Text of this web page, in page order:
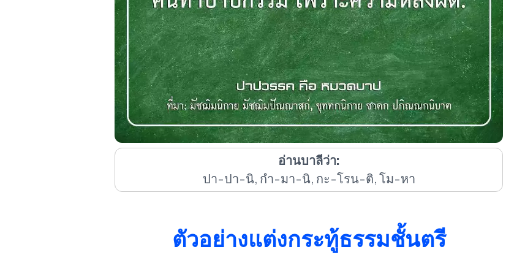
อ่านบาลีว่า:
ปา-ปา-นิ, กำ-มา-นิ, กะ-โรน-ติ, โม-หา
ตัวอย่างแต่งกระทู้ธรรมชั้นตรี